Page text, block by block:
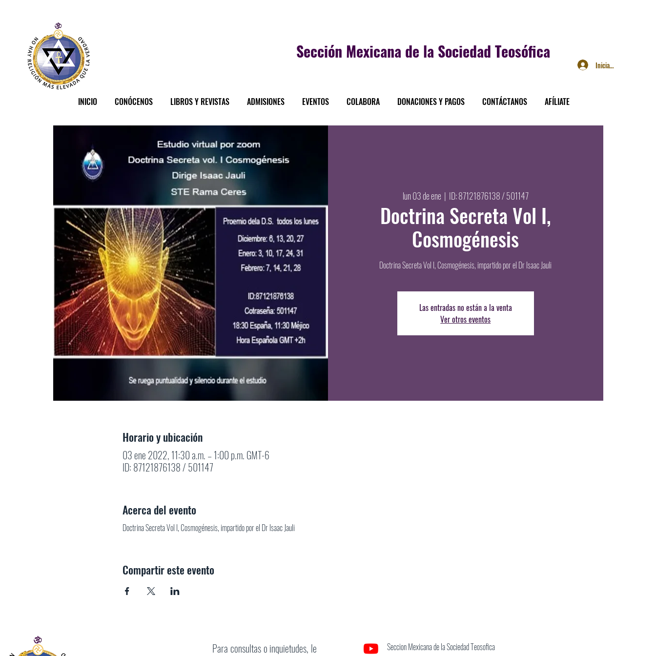
Sección Mexicana de la Sociedad Teosófica
INICIO CONÓCENOS LIBROS Y REVISTAS ADMISIONES EVENTOS COLABORA DONACIONES Y PAGOS CONTÁCTANOS AFÍLIATE
Iniciar sesión
lun 03 de ene
  |
ID: 87121876138 / 501147
Doctrina Secreta Vol I,
Cosmogénesis
Doctrina Secreta Vol I, Cosmogénesis, impartido por el Dr Isaac Jauli
Las entradas no están a la venta
Ver otros eventos
Horario y ubicación
03 ene 2022, 11:30 a.m. – 1:00 p.m. GMT-6
ID: 87121876138 / 501147
Acerca del evento
Doctrina Secreta Vol I, Cosmogénesis, impartido por el Dr Isaac Jauli
Compartir este evento
Para consultas o inquietudes, le
Seccion Mexicana de la Sociedad Teosofica